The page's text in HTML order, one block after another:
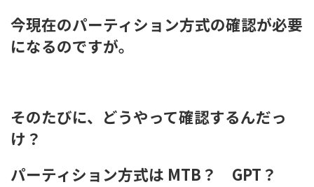
今現在のパーティション方式の確認が必要
になるのですが。
そのたびに、どうやって確認するんだっ
け？
パーティション方式は MTB？ GPT？